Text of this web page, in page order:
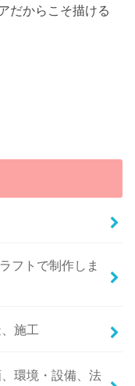
だからこそ描ける
フトで制作しま
施工
環境・設備、法